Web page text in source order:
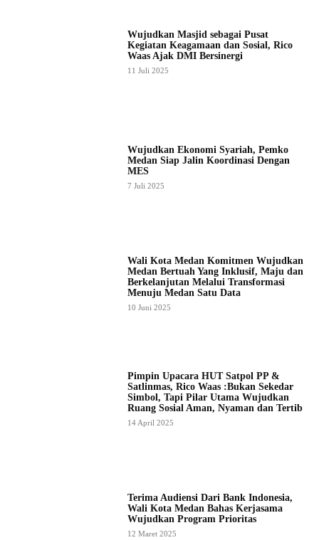
Wujudkan Masjid sebagai Pusat
Kegiatan Keagamaan dan Sosial, Rico
Waas Ajak DMI Bersinergi
11 Juli 2025
Wujudkan Ekonomi Syariah, Pemko
Medan Siap Jalin Koordinasi Dengan
MES
7 Juli 2025
Wali Kota Medan Komitmen Wujudkan
Medan Bertuah Yang Inklusif, Maju dan
Berkelanjutan Melalui Transformasi
Menuju Medan Satu Data
10 Juni 2025
Pimpin Upacara HUT Satpol PP &
Satlinmas, Rico Waas :Bukan Sekedar
Simbol, Tapi Pilar Utama Wujudkan
Ruang Sosial Aman, Nyaman dan Tertib
14 April 2025
Terima Audiensi Dari Bank Indonesia,
Wali Kota Medan Bahas Kerjasama
Wujudkan Program Prioritas
12 Maret 2025